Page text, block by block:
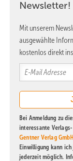
Newsletter!
Mit unserem
ausgewählte
kostenlos direkt
Bei Anmeldung zu
interessante
Gentner Verlag
Einwilligung kann
jederzeit möglich.